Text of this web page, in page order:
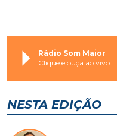
Rádio Som Maior
Clique e ouça ao vivo
NESTA EDIÇÃO